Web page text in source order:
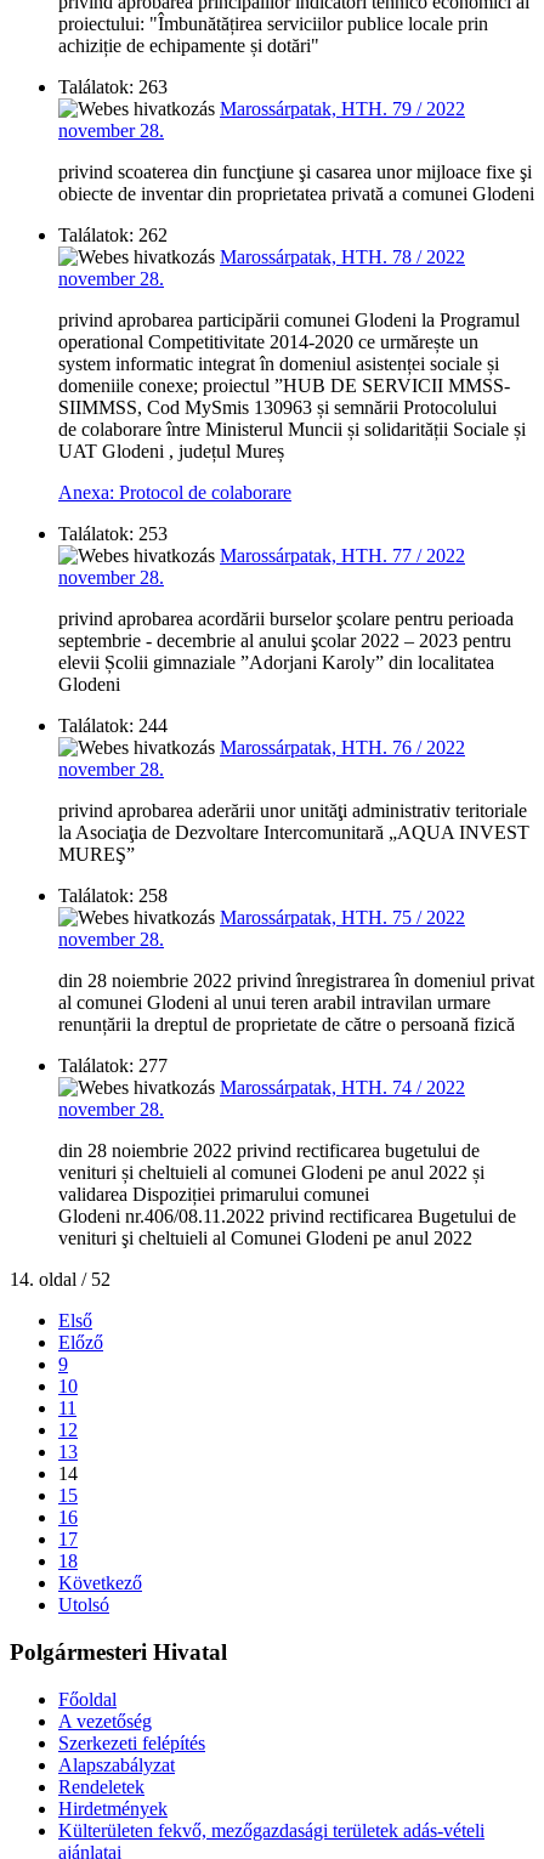
proiectului: "Îmbunătățirea serviciilor publice locale prin
achiziție de echipamente și dotări"
Találatok: 263
Marossárpatak, HTH. 79 / 2022
november 28.
privind scoaterea din funcţiune şi casarea unor mijloace fixe şi
obiecte de inventar din proprietatea privată a comunei Glodeni
Találatok: 262
Marossárpatak, HTH. 78 / 2022
november 28.
privind aprobarea participării comunei Glodeni la Programul
operational Competitivitate 2014-2020 ce urmărește un
system informatic integrat în domeniul asistenței sociale și
domeniile conexe; proiectul ”HUB DE SERVICII MMSS-
SIIMMSS, Cod MySmis 130963 și semnării Protocolului
de colaborare între Ministerul Muncii și solidarității Sociale și
UAT Glodeni , județul Mureș
Anexa: Protocol de colaborare
Találatok: 253
Marossárpatak, HTH. 77 / 2022
november 28.
privind aprobarea acordării burselor şcolare pentru perioada
septembrie - decembrie al anului şcolar 2022 – 2023 pentru
elevii Școlii gimnaziale ”Adorjani Karoly” din localitatea
Glodeni
Találatok: 244
Marossárpatak, HTH. 76 / 2022
november 28.
privind aprobarea aderării unor unităţi administrativ teritoriale
la Asociaţia de Dezvoltare Intercomunitară „AQUA INVEST
MUREŞ”
Találatok: 258
Marossárpatak, HTH. 75 / 2022
november 28.
din 28 noiembrie 2022 privind înregistrarea în domeniul privat
al comunei Glodeni al unui teren arabil intravilan urmare
renunțării la dreptul de proprietate de către o persoană fizică
Találatok: 277
Marossárpatak, HTH. 74 / 2022
november 28.
din 28 noiembrie 2022 privind rectificarea bugetului de
venituri și cheltuieli al comunei Glodeni pe anul 2022 și
validarea Dispoziției primarului comunei
Glodeni nr.406/08.11.2022 privind rectificarea Bugetului de
venituri şi cheltuieli al Comunei Glodeni pe anul 2022
14. oldal / 52
Első
Előző
9
10
11
12
13
14
15
16
17
18
Következő
Utolsó
Polgármesteri Hivatal
Főoldal
A vezetőség
Szerkezeti felépítés
Alapszabályzat
Rendeletek
Hirdetmények
Külterületen fekvő, mezőgazdasági területek adás-vételi
ajánlatai